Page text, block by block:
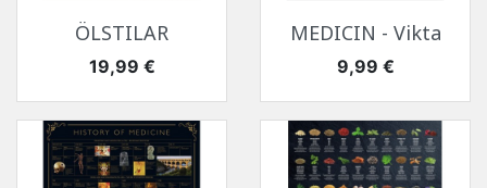
ÖLSTILAR
Pris
19,99 €
MEDICIN - Vikta
Pris
9,99 €